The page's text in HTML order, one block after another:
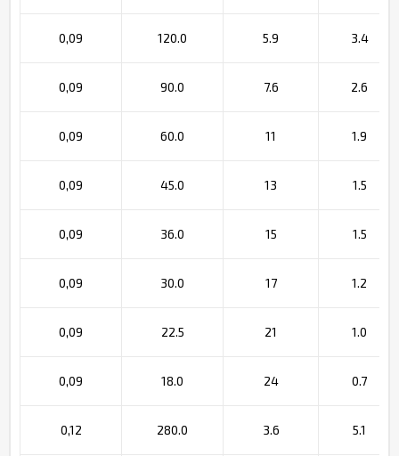
0,09 120.0 5.9 3.4
0,09 90.0 7.6 2.6
0,09 60.0 11 1.9
0,09 45.0 13 1.5
0,09 36.0 15 1.5
0,09 30.0 17 1.2
0,09 22.5 21 1.0
0,09 18.0 24 0.7
0,12 280.0 3.6 5.1